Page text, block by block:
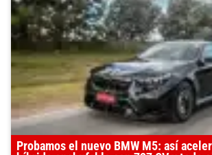
Probamos el nuevo BMW M5: así